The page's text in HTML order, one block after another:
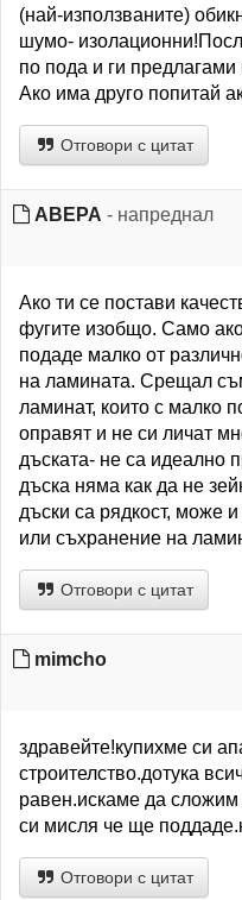
(най-използваните)
шумо-
по пода и ги предлагами
Ако има друго попитай
Отговори с цитат
ABEPA - напреднал
Ако ти се постави
фугите изобщо. Само
подаде малко от
на ламината. Срещал
ламинат, които с малко
оправят и не си личат
дъската- не са идеално
дъска няма как да не
дъски са рядкост, може
или съхранение на
Отговори с цитат
mimcho
здравейте!купихме си
строителство.дотука
равен.искаме да сложим
си мисля че ще
Отговори с цитат